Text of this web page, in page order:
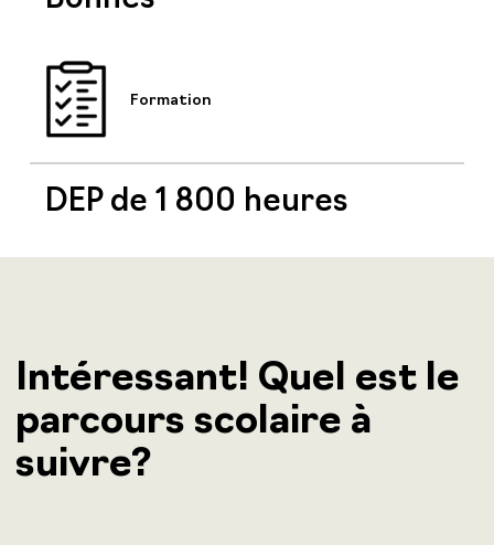
Formation
DEP de 1 800 heures
Intéressant! Quel est le
parcours scolaire à
suivre?